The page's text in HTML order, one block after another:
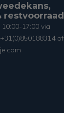
17:00 via
of